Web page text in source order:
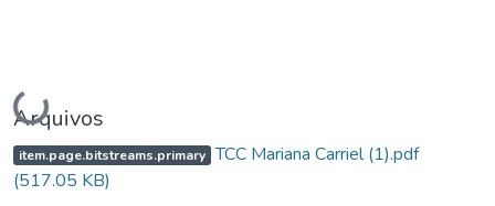
Carregando...
Arquivos
item.page.bitstreams.primary TCC Mariana Carriel (1).pdf
(517.05 KB)